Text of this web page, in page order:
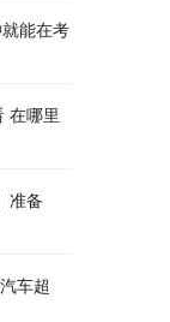
能在考
在哪里
准备
车超